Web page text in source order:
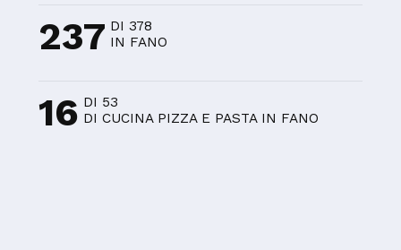
237 DI 378
IN FANO
16 DI 53
DI CUCINA PIZZA E PASTA IN FANO